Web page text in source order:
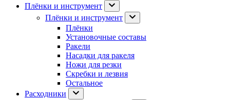
Плёнки и инструмент
Плёнки и инструмент
Плёнки
Установочные составы
Ракели
Насадки для ракеля
Ножи для резки
Скребки и лезвия
Остальное
Расходники